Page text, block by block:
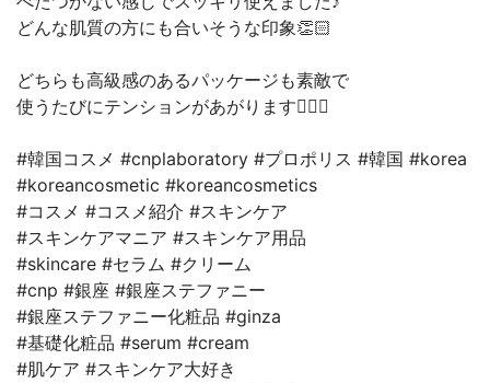
どんな肌質の方にも合いそうな印象👏🏻
どちらも高級感のあるパッケージも素敵で
使うたびにテンションがあがります👍🏻🌟
#韓国コスメ #cnplaboratory #プロポリス #韓国 #korea
#koreancosmetic #koreancosmetics
#コスメ #コスメ紹介 #スキンケア
#スキンケアマニア #スキンケア用品
#skincare #セラム #クリーム
#cnp #銀座 #銀座ステファニー
#銀座ステファニー化粧品 #ginza
#基礎化粧品 #serum #cream
#肌ケア #スキンケア大好き